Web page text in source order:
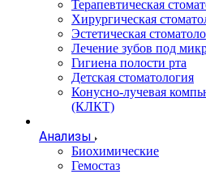
Терапевтическая
Хирургическая
Эстетическая
Лечение зубов под
Гигиена полости рта
Детская стоматология
Конусно-лучевая
(КЛКТ)
Анализы
Биохимические
Гемостаз